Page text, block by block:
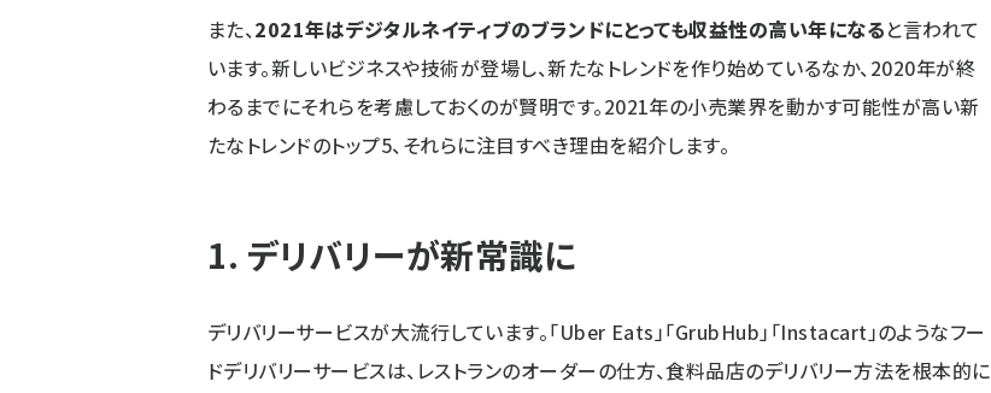
また、2021年はデジタルネイティブのブランドにとっても収益性の高い年になると言われて
います。新しいビジネスや技術が登場し、新たなトレンドを作り始めているなか、2020年が終
わるまでにそれらを考慮しておくのが賢明です。2021年の小売業界を動かす可能性が高い新
たなトレンドのトップ5、それらに注目すべき理由を紹介します。
1. デリバリーが新常識に
デリバリーサービスが大流行しています。「Uber Eats」「GrubHub」「Instacart」のようなフー
ドデリバリーサービスは、レストランのオーダーの仕方、食料品店のデリバリー方法を根本的に